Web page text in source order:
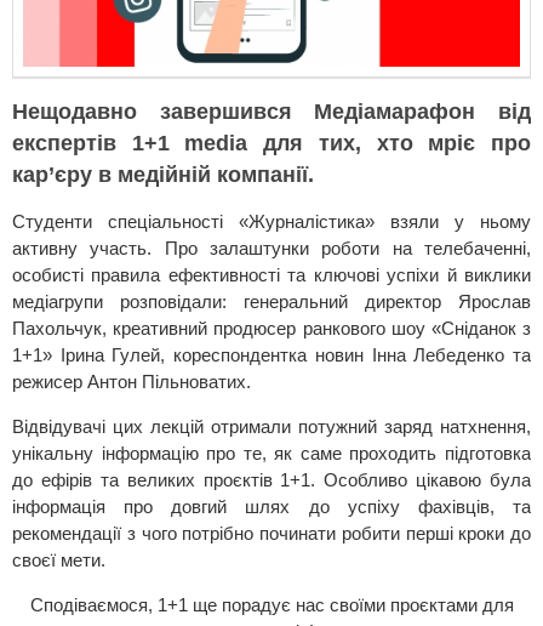
Нещодавно завершився Медіамарафон від
експертів 1+1 media для тих, хто мріє про
кар’єру в медійній компанії.
Студенти спеціальності «Журналістика» взяли у ньому
активну участь. Про залаштунки роботи на телебаченні,
особисті правила ефективності та ключові успіхи й виклики
медіагрупи розповідали: генеральний директор Ярослав
Пахольчук, креативний продюсер ранкового шоу «Сніданок з
1+1» Ірина Гулей, кореспондентка новин Інна Лебеденко та
режисер Антон Пільноватих.
Відвідувачі цих лекцій отримали потужний заряд натхнення,
унікальну інформацію про те, як саме проходить підготовка
до ефірів та великих проєктів 1+1. Особливо цікавою була
інформація про довгий шлях до успіху фахівців, та
рекомендації з чого потрібно починати робити перші кроки до
своєї мети.
Сподіваємося, 1+1 ще порадує нас своїми проєктами для